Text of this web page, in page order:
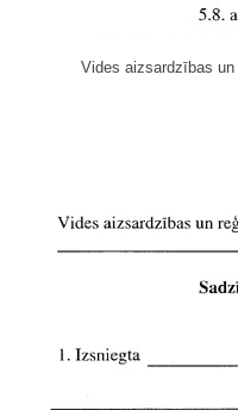
Vides aizsardzības